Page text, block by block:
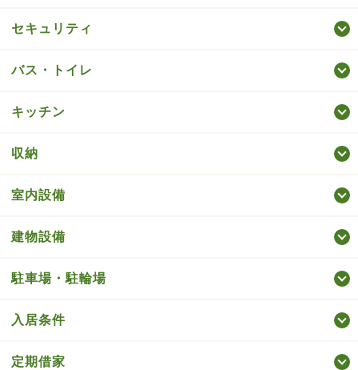
セキュリティ
バス・トイレ
キッチン
収納
室内設備
建物設備
駐車場・駐輪場
入居条件
定期借家